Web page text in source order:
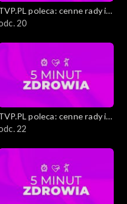
poleca: cenne rady i
20
poleca: cenne rady i
22